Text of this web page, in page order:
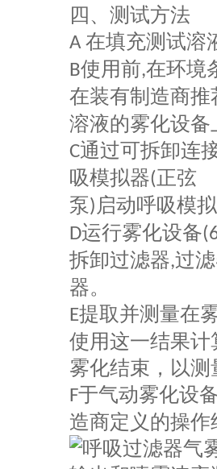
四、 测试方法
A 在填充测试溶
B使用前,在环境
在装有制造商
溶液的雾化设
C通过可拆卸连
吸模拟器(正弦
泵 ) 启动呼吸模
D运行雾化设备
拆卸过滤器,过
器。
E提取并测量在
使用这一结果
雾化结束，以
F于气动雾化设
造商定义的操作